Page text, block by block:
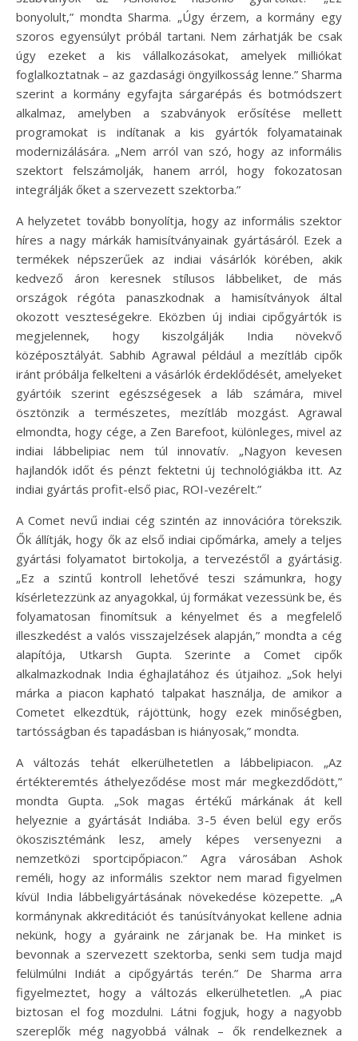
bonyolult,” mondta Sharma. „Úgy érzem, a kormány egy
szoros egyensúlyt próbál tartani. Nem zárhatják be csak
úgy ezeket a kis vállalkozásokat, amelyek milliókat
foglalkoztatnak – az gazdasági öngyilkosság lenne.” Sharma
szerint a kormány egyfajta sárgarépás és botmódszert
alkalmaz, amelyben a szabványok erősítése mellett
programokat is indítanak a kis gyártók folyamatainak
modernizálására. „Nem arról van szó, hogy az informális
szektort felszámolják, hanem arról, hogy fokozatosan
integrálják őket a szervezett szektorba.”
A helyzetet tovább bonyolítja, hogy az informális szektor
híres a nagy márkák hamisítványainak gyártásáról. Ezek a
termékek népszerűek az indiai vásárlók körében, akik
kedvező áron keresnek stílusos lábbeliket, de más
országok régóta panaszkodnak a hamisítványok által
okozott veszteségekre. Eközben új indiai cipőgyártók is
megjelennek, hogy kiszolgálják India növekvő
középosztályát. Sabhib Agrawal például a mezítláb cipők
iránt próbálja felkelteni a vásárlók érdeklődését, amelyeket
gyártóik szerint egészségesek a láb számára, mivel
ösztönzik a természetes, mezítláb mozgást. Agrawal
elmondta, hogy cége, a Zen Barefoot, különleges, mivel az
indiai lábbelipiac nem túl innovatív. „Nagyon kevesen
hajlandók időt és pénzt fektetni új technológiákba itt. Az
indiai gyártás profit-első piac, ROI-vezérelt.”
A Comet nevű indiai cég szintén az innovációra törekszik.
Ők állítják, hogy ők az első indiai cipőmárka, amely a teljes
gyártási folyamatot birtokolja, a tervezéstől a gyártásig.
„Ez a szintű kontroll lehetővé teszi számunkra, hogy
kísérletezzünk az anyagokkal, új formákat vezessünk be, és
folyamatosan finomítsuk a kényelmet és a megfelelő
illeszkedést a valós visszajelzések alapján,” mondta a cég
alapítója, Utkarsh Gupta. Szerinte a Comet cipők
alkalmazkodnak India éghajlatához és útjaihoz. „Sok helyi
márka a piacon kapható talpakat használja, de amikor a
Cometet elkezdtük, rájöttünk, hogy ezek minőségben,
tartósságban és tapadásban is hiányosak,” mondta.
A változás tehát elkerülhetetlen a lábbelipiacon. „Az
értékteremtés áthelyeződése most már megkezdődött,”
mondta Gupta. „Sok magas értékű márkának át kell
helyeznie a gyártását Indiába. 3-5 éven belül egy erős
ökoszisztémánk lesz, amely képes versenyezni a
nemzetközi sportcipőpiacon.” Agra városában Ashok
reméli, hogy az informális szektor nem marad figyelmen
kívül India lábbeligyártásának növekedése közepette. „A
kormánynak akkreditációt és tanúsítványokat kellene adnia
nekünk, hogy a gyáraink ne zárjanak be. Ha minket is
bevonnak a szervezett szektorba, senki sem tudja majd
felülmúlni Indiát a cipőgyártás terén.” De Sharma arra
figyelmeztet, hogy a változás elkerülhetetlen. „A piac
biztosan el fog mozdulni. Látni fogjuk, hogy a nagyobb
szereplők még nagyobbá válnak – ők rendelkeznek a